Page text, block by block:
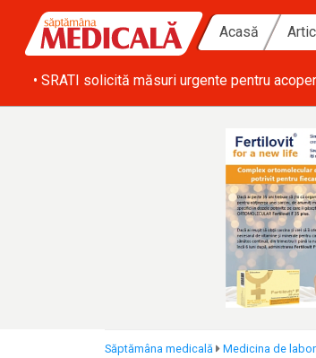
Acasă
• SRATI solicită măsuri urgente pentru
Săptămâna medicală Medicina de